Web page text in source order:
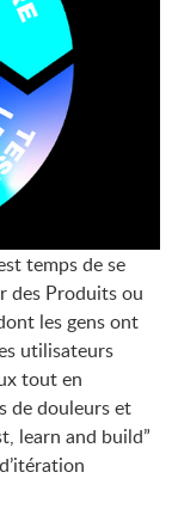
temps de se
des Produits ou
les gens ont
utilisateurs
tout en
de douleurs et
learn and build”